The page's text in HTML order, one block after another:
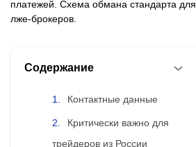
платежей. Схема обмана стандарта для
лже-брокеров.
Содержание
Контактные данные
Критически важно для
трейдеров из России